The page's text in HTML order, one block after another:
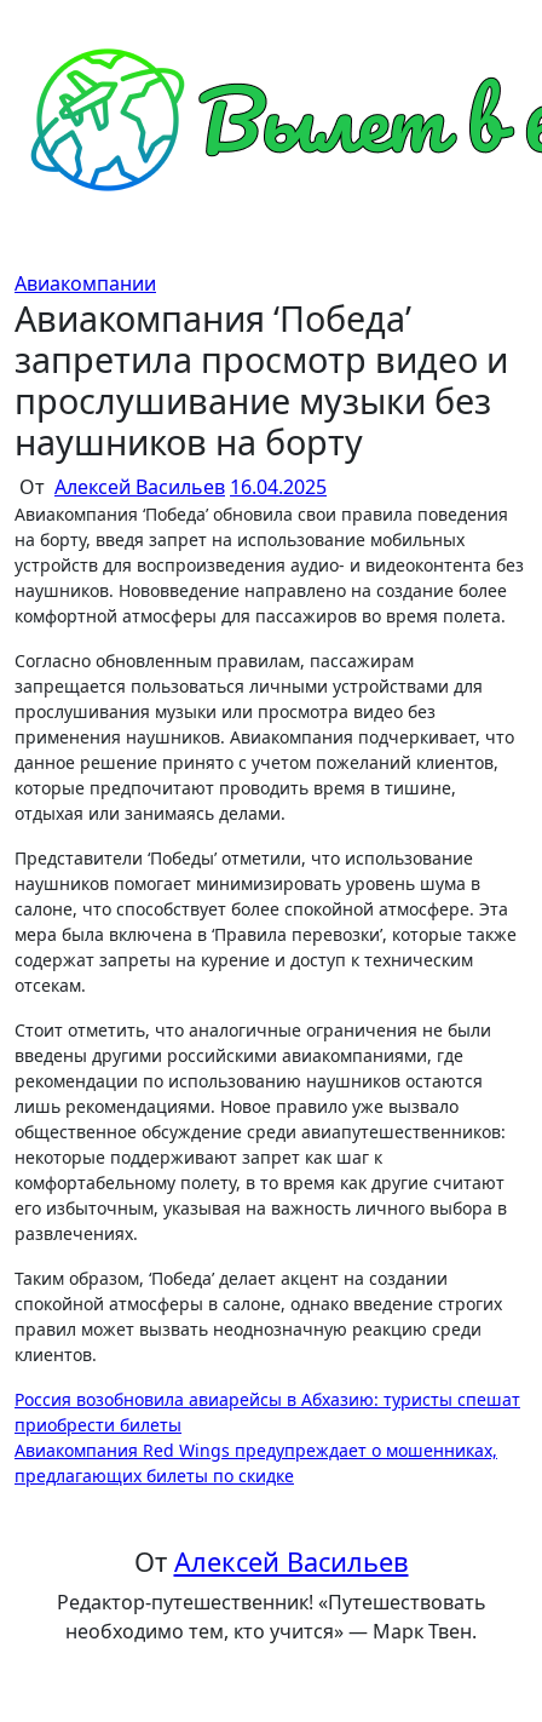
содержимому
Авиакомпании
Авиакомпания ‘Победа’
запретила просмотр видео и
прослушивание музыки без
наушников на борту
От Алексей Васильев 16.04.2025
Авиакомпания ‘Победа’ обновила свои правила поведения
на борту, введя запрет на использование мобильных
устройств для воспроизведения аудио- и видеоконтента без
наушников. Нововведение направлено на создание более
комфортной атмосферы для пассажиров во время полета.
Согласно обновленным правилам, пассажирам
запрещается пользоваться личными устройствами для
прослушивания музыки или просмотра видео без
применения наушников. Авиакомпания подчеркивает, что
данное решение принято с учетом пожеланий клиентов,
которые предпочитают проводить время в тишине,
отдыхая или занимаясь делами.
Представители ‘Победы’ отметили, что использование
наушников помогает минимизировать уровень шума в
салоне, что способствует более спокойной атмосфере. Эта
мера была включена в ‘Правила перевозки’, которые также
содержат запреты на курение и доступ к техническим
отсекам.
Стоит отметить, что аналогичные ограничения не были
введены другими российскими авиакомпаниями, где
рекомендации по использованию наушников остаются
лишь рекомендациями. Новое правило уже вызвало
общественное обсуждение среди авиапутешественников:
некоторые поддерживают запрет как шаг к
комфортабельному полету, в то время как другие считают
его избыточным, указывая на важность личного выбора в
развлечениях.
Таким образом, ‘Победа’ делает акцент на создании
спокойной атмосферы в салоне, однако введение строгих
правил может вызвать неоднозначную реакцию среди
клиентов.
Навигация
по
записям
Россия возобновила авиарейсы в Абхазию: туристы спешат
приобрести билеты
Авиакомпания Red Wings предупреждает о мошенниках,
предлагающих билеты по скидке
От Алексей Васильев
Редактор-путешественник! «Путешествовать
необходимо тем, кто учится» — Марк Твен.